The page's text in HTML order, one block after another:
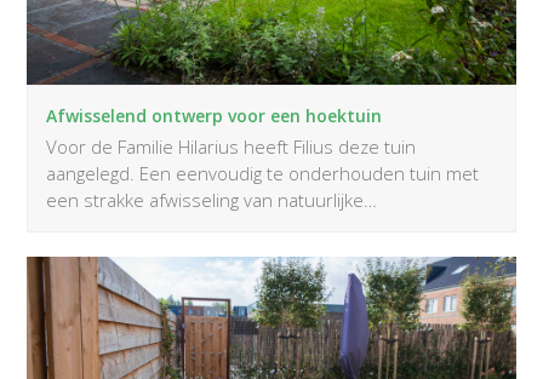
Afwisselend ontwerp voor een hoektuin
Voor de Familie Hilarius heeft Filius deze tuin
aangelegd. Een eenvoudig te onderhouden tuin met
een strakke afwisseling van natuurlijke…